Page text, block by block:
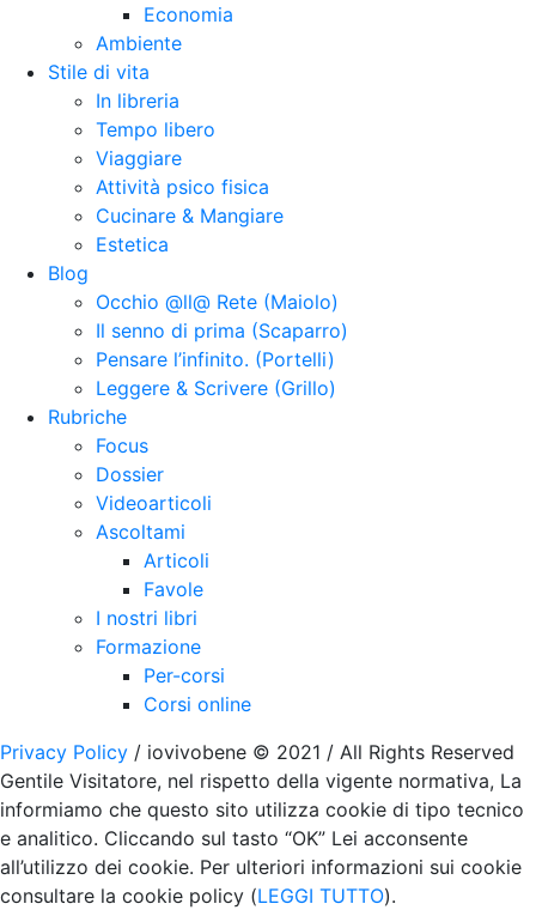
Economia
Ambiente
Stile di vita
In libreria
Tempo libero
Viaggiare
Attività psico fisica
Cucinare & Mangiare
Estetica
Blog
Occhio @ll@ Rete (Maiolo)
Il senno di prima (Scaparro)
Pensare l’infinito. (Portelli)
Leggere & Scrivere (Grillo)
Rubriche
Focus
Dossier
Videoarticoli
Ascoltami
Articoli
Favole
I nostri libri
Formazione
Per-corsi
Corsi online
Privacy Policy / iovivobene © 2021 / All Rights Reserved
Gentile Visitatore, nel rispetto della vigente normativa, La
informiamo che questo sito utilizza cookie di tipo tecnico
e analitico. Cliccando sul tasto “OK” Lei acconsente
all’utilizzo dei cookie. Per ulteriori informazioni sui cookie
consultare la cookie policy (LEGGI TUTTO).